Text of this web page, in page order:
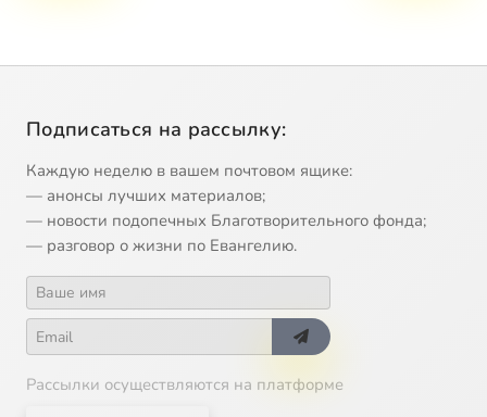
Подписаться на рассылку:
Каждую неделю в вашем почтовом ящике:
— анонсы лучших материалов;
— новости подопечных Благотворительного фонда;
— разговор о жизни по Евангелию.
Рассылки осуществляются на платформе